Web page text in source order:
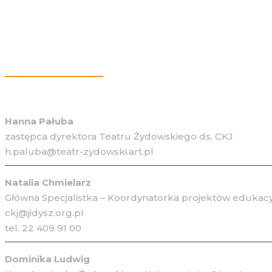
Hanna Pałuba
zastępca dyrektora Teatru Żydowskiego ds. CKJ
h.paluba@teatr-zydowski.art.pl
Natalia Chmielarz
Główna Specjalistka – Koordynatorka projektów
ckj@jidysz.org.pl
tel. 22 409 91 00
Dominika Ludwig